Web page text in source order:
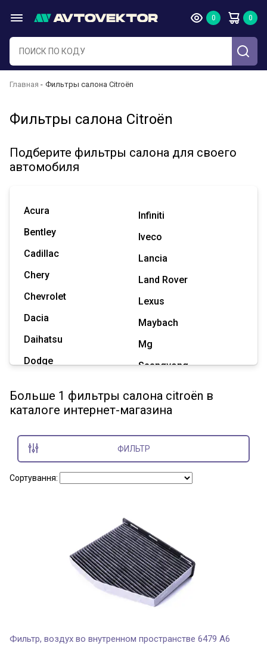
Главная Фильтры салона Citroën
Фильтры салона Citroën
Подберите фильтры салона для своего
автомобиля
Acura
Bentley
Cadillac
Chery
Chevrolet
Dacia
Daihatsu
Dodge
Great Wall
Hummer
Infiniti
Iveco
Lancia
Land Rover
Lexus
Maybach
Mg
Ssangyong
Tesla
Показать все марки
Больше 1 фильтры салона citroën в
каталоге интернет-магазина
ФИЛЬТР
Сортування:
Фильтр, воздух во внутренном пространстве 6479 A6